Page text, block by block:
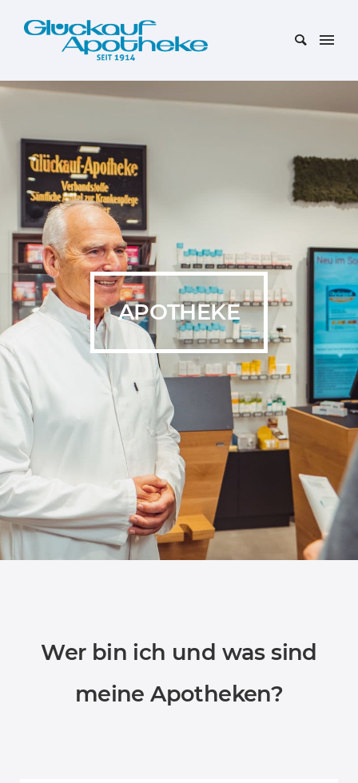
APOTHEKE
Wer bin ich und was sind
meine Apotheken?